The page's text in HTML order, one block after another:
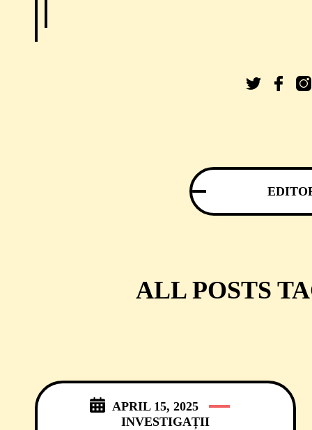
ALL POSTS
APRIL 15, 2025
INVESTIGAȚII